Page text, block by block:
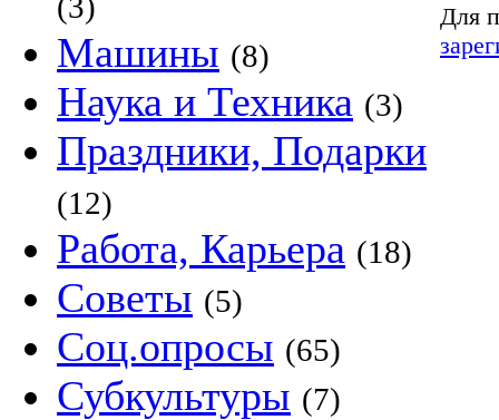
Машины (8)
Наука и Техника (3)
Праздники, Подарки
(12)
Работа, Карьера (18)
Советы (5)
Соц.опросы (65)
Субкультуры (7)
Для